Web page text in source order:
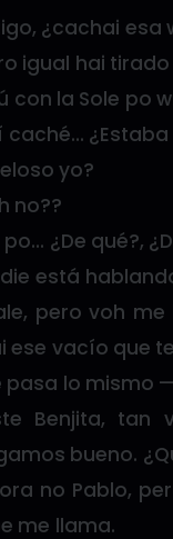
¿cachai esa
igual hai
con la Sole po
caché…
yo?
no??
¿De qué?,
está
pero voh
ese vacío que
pasa lo mismo
Benjita, tan
bueno.
no Pablo,
me llama.